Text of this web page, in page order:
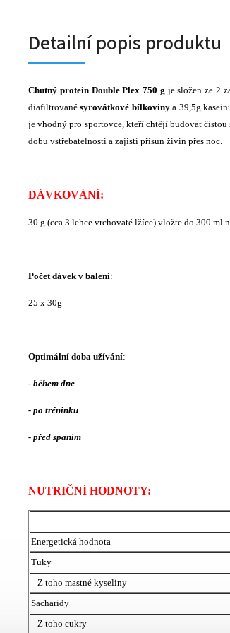
Detailní popis produktu
Chutný protein Double Plex 750 g je složen ze 2
diafiltrovanésyrovátkové bílkovinya 39,5g
je vhodný pro sportovce, kteří chtějí budovat čistou
dobu vstřebatelnosti a zajistí přísun živin přes noc.
DÁVKOVÁNÍ:
30 g (cca 3 lehce vrchovaté lžíce) vložte do 300 ml
Počet dávek v balení:
25 x 30g
Optimální doba užívání:
- během dne
- po tréninku
- před spaním
NUTRIČNÍ HODNOTY:
Energetická hodnota
Tuky
Z toho mastné kyseliny
Sacharidy
Z toho cukry